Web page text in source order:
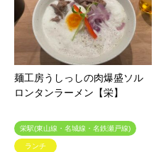
麺工房うしっしの肉爆盛ソル
ロンタンラーメン【栄】
栄駅(東山線・名城線・名鉄瀬戸線)
ランチ